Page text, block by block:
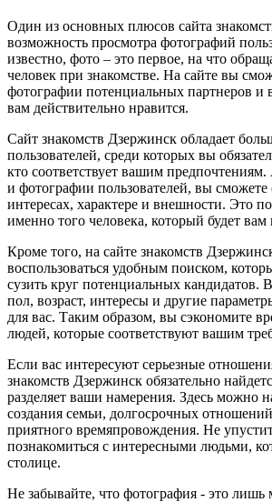
Один из основных плюсов сайта
возможность просмотра фотографий
известно, фото – это первое, на что
человек при знакомстве. На сайте вы
фотографии потенциальных партнеров и
вам действительно нравится.
Сайт знакомств Дзержинск обладает
пользователей, среди которых вы
кто соответствует вашим
и фотографии пользователей, вы сможете
интересах, характере и внешности. Это
именно того человека, который будет
Кроме того, на сайте знакомств
воспользоваться удобным поиском,
сузить круг потенциальных кандидатов.
пол, возраст, интересы и другие
для вас. Таким образом, вы сэкономите
людей, которые соответствуют вашим
Если вас интересуют серьезные
знакомств Дзержинск обязательно
разделяет ваши намерения. Здесь можно
создания семьи, долгосрочных
приятного времяпровождения. Не
познакомиться с интересными людьми,
столице.
Не забывайте, что фотография - это лишь